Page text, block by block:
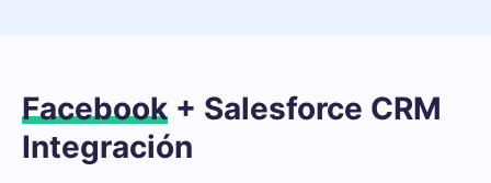
Facebook + Salesforce CRM
Integración